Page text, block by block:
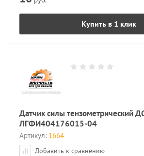
Купить в 1 клик
Датчик силы тензометрический
ЛГФИ404176015-04
Артикул: 1664
Добавить к сравнению